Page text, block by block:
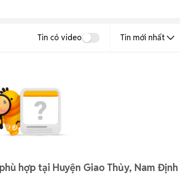
Tin có video Tin mới nhất
hợp tại Huyện Giao Thủy, Nam Định